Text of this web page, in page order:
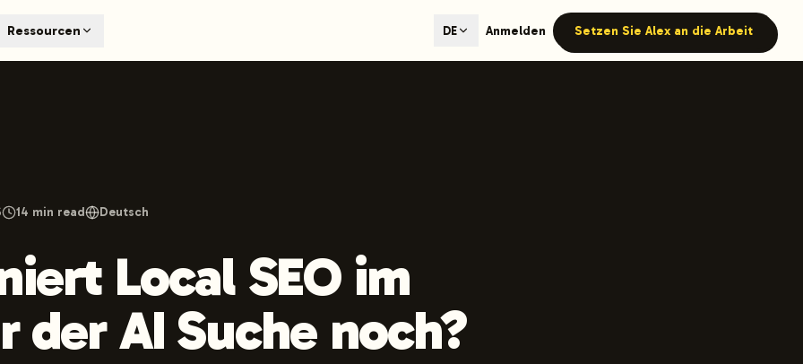
engines like ChatGPT, Claude, and Perplexity. Automated content generation with GEO optimization built-in.
Ressourcen DE Anmelden Setzen Sie Alex an die Arbeit
14 min read Deutsch
Local SEO im
der AI Suche noch?